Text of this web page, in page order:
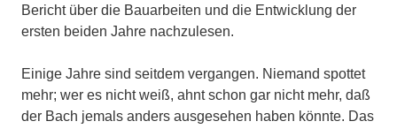
Bericht über die Bauarbeiten und die Entwicklung der
ersten beiden Jahre nachzulesen.
Einige Jahre sind seitdem vergangen. Niemand spottet
mehr; wer es nicht weiß, ahnt schon gar nicht mehr, daß
der Bach jemals anders ausgesehen haben könnte. Das